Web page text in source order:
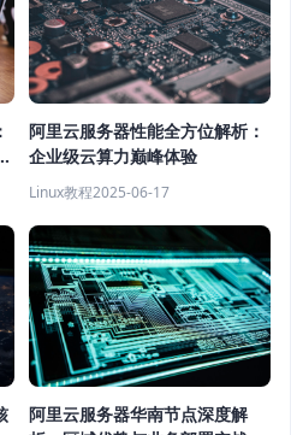
阿里云服务器性能全方位解析：
企业级云算力巅峰体验
Linux教程2025-06-17
阿里云服务器华南节点深度解